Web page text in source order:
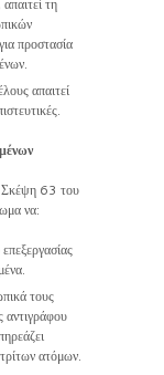
προστασία
απαιτεί
Σκέψη 63 του
να:
τους
αντιγράφου
ατόμων.